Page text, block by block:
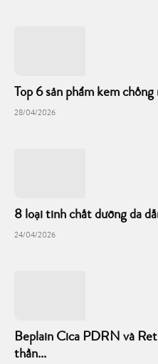
Top 6 sản phẩm kem
28/04/2026
8 loại tinh chất dưỡng da
24/04/2026
Beplain Cica PDRN và
thần...